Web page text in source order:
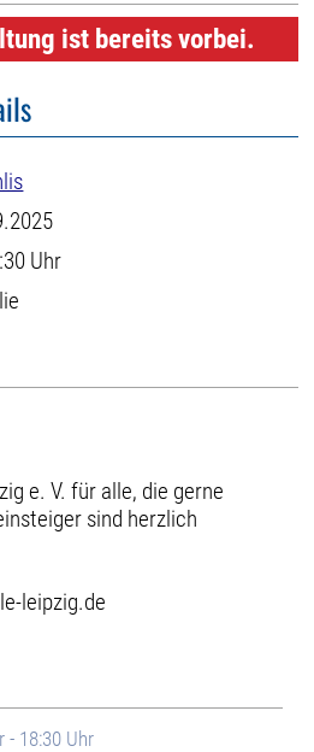
ist bereits vorbei.
Uhr
e. V. für alle, die gerne
sind herzlich
leipzig.de
- 18:30 Uhr